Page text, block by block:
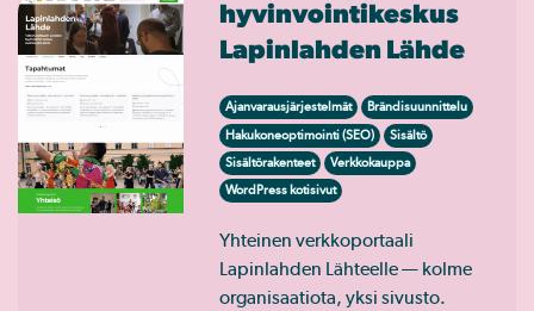
hyvinvointikeskus
Lapinlahden Lähde
Ajanvarausjärjestelmät
Brändisuunnittelu
Hakukoneoptimointi (SEO)
Sisältö
Sisältörakenteet
Verkkokauppa
WordPress kotisivut
Yhteinen verkkoportaali
Lapinlahden Lähteelle — kolme
organisaatiota, yksi sivusto.